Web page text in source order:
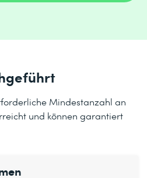
Mindestanzahl an
und können garantiert